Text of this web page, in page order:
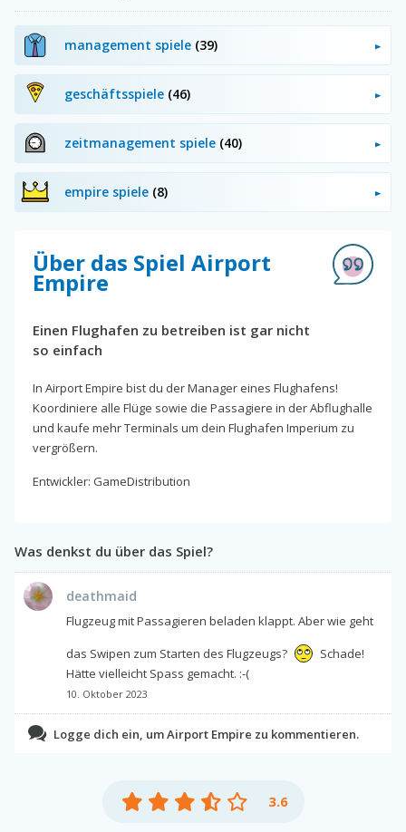
management spiele (39)
geschäftsspiele (46)
zeitmanagement spiele (40)
empire spiele (8)
Über das Spiel Airport
Empire
Einen Flughafen zu betreiben ist gar nicht
so einfach
In Airport Empire bist du der Manager eines Flughafens!
Koordiniere alle Flüge sowie die Passagiere in der Abflughalle
und kaufe mehr Terminals um dein Flughafen Imperium zu
vergrößern.
Entwickler: GameDistribution
Was denkst du über das Spiel?
deathmaid
Flugzeug mit Passagieren beladen klappt. Aber wie geht
das Swipen zum Starten des Flugzeugs?
Schade!
Hätte vielleicht Spass gemacht. :-(
10. Oktober 2023
Logge dich ein, um Airport Empire zu kommentieren.
3.6